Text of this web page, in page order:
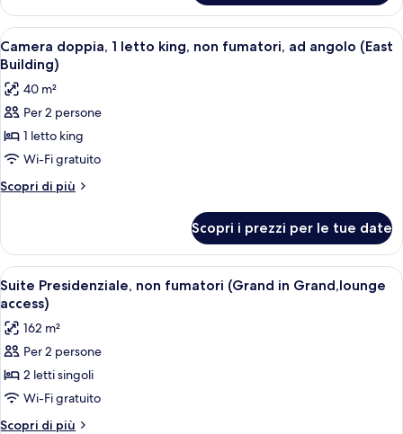
fumatori
(Large
Twin
Room
East
Building)
con
letti
singoli,
fumatori
(Large
Room
East
Apri
tutte
le
foto
per
Camera
doppia,
1
non
fumatori,
ad
angolo
(East
Building)
Una camera d'albergo con un
5
Camera doppia, 1 letto king, non fumatori, ad angolo (East
Building)
40 m²
Per 2 persone
1 letto king
Wi-Fi gratuito
Scopri di più
Altri
doppia,
letto
king,
fumatori,
ad
(East
Building)
Scopri i prezzi per le tue date
Apri
tutte
le
foto
per
Suite
Presidenziale,
non
Una camera d'albergo con due letti,
10
Suite Presidenziale, non fumatori (Grand in Grand,lounge
access)
162 m²
Per 2 persone
2 letti singoli
Wi-Fi gratuito
Scopri di più
Altri